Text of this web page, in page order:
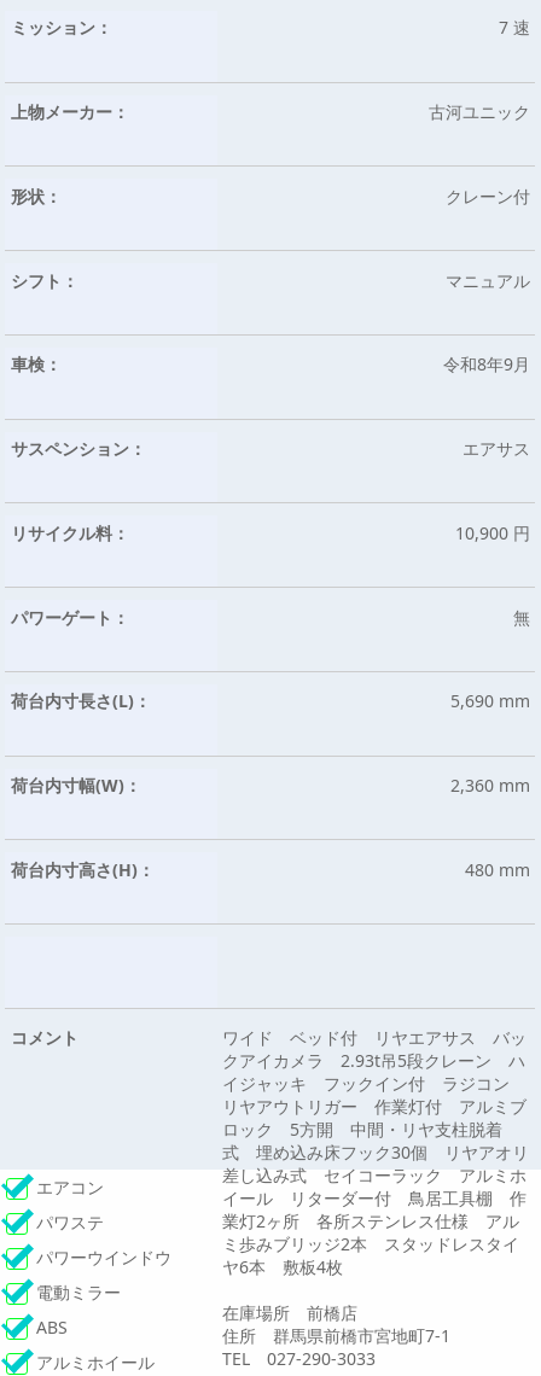
ミッション： 7 速
上物メーカー： 古河ユニック
形状： クレーン付
シフト： マニュアル
車検： 令和8年9月
サスペンション： エアサス
リサイクル料： 10,900 円
パワーゲート： 無
荷台内寸長さ(L)： 5,690 mm
荷台内寸幅(W)： 2,360 mm
荷台内寸高さ(H)： 480 mm
コメント
ワイド ベッド付 リヤエアサス バッ
クアイカメラ 2.93t吊5段クレーン ハ
イジャッキ フックイン付 ラジコン
リヤアウトリガー 作業灯付 アルミブ
ロック 5方開 中間・リヤ支柱脱着
式 埋め込み床フック30個 リヤアオリ
差し込み式 セイコーラック アルミホ
イール リターダー付 鳥居工具棚 作
業灯2ヶ所 各所ステンレス仕様 アル
ミ歩みブリッジ2本 スタッドレスタイ
ヤ6本 敷板4枚
在庫場所 前橋店
住所 群馬県前橋市宮地町7-1
TEL 027-290-3033
エアコン
パワステ
パワーウインドウ
電動ミラー
ABS
アルミホイール